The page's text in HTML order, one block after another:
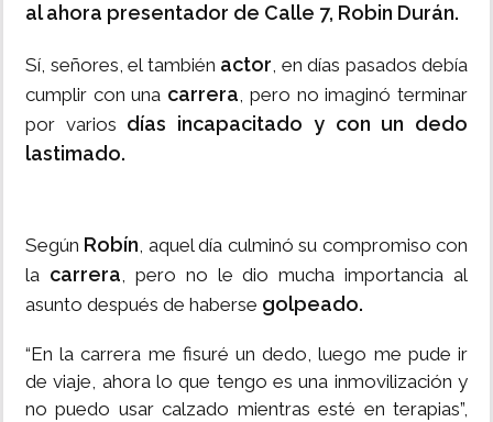
al ahora presentador de Calle 7, Robin Durán.
Sí, señores, el también actor, en días pasados debía
cumplir con una carrera, pero no imaginó terminar
por varios días incapacitado y con un dedo
lastimado.
Según Robín, aquel día culminó su compromiso con
la carrera, pero no le dio mucha importancia al
asunto después de haberse golpeado.
“En la carrera me fisuré un dedo, luego me pude ir
de viaje, ahora lo que tengo es una inmovilización y
no puedo usar calzado mientras esté en terapias”,